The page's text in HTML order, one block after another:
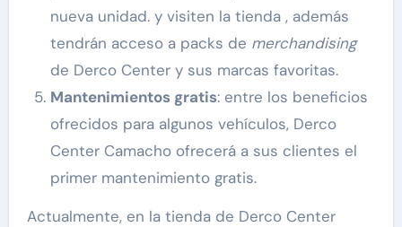
nueva unidad. y visiten la tienda , además
tendrán acceso a packs de merchandising
de Derco Center y sus marcas favoritas.
Mantenimientos gratis: entre los beneficios
ofrecidos para algunos vehículos, Derco
Center Camacho ofrecerá a sus clientes el
primer mantenimiento gratis.
Actualmente, en la tienda de Derco Center